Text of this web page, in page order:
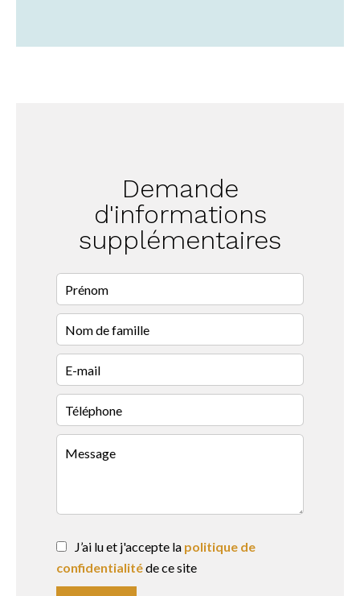
Demande
d'informations
supplémentaires
J’ai lu et j'accepte la politique de
confidentialitéde ce site